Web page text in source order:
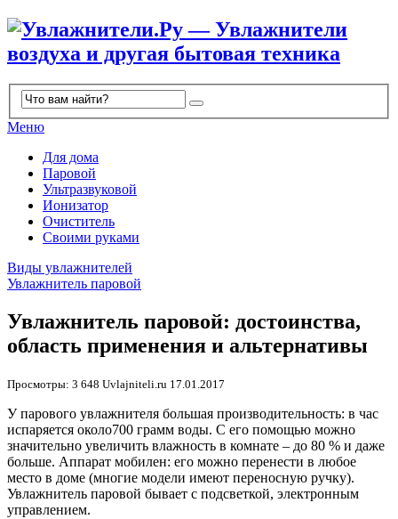
Меню
Для дома
Паровой
Ультразвуковой
Ионизатор
Очиститель
Своими руками
Виды увлажнителей
Увлажнитель паровой
Увлажнитель паровой: достоинства,
область применения и альтернативы
Просмотры: 3 648 Uvlajniteli.ru 17.01.2017
У парового увлажнителя большая производительность: в час
испаряется около700 грамм воды. С его помощью можно
значительно увеличить влажность в комнате – до 80 % и даже
больше. Аппарат мобилен: его можно перенести в любое
место в доме (многие модели имеют переносную ручку).
Увлажнитель паровой бывает с подсветкой, электронным
управлением.